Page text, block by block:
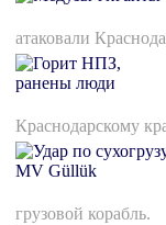
атаковали
Краснодарскому
грузовой корабль.